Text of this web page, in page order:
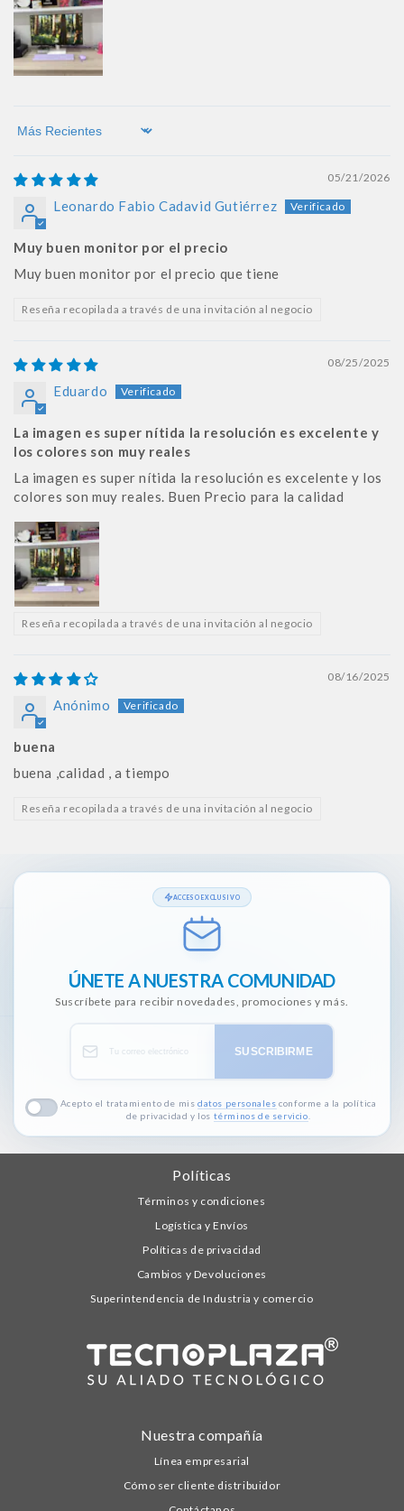
Sort by
05/21/2026
Leonardo Fabio Cadavid Gutiérrez
Muy buen monitor por el precio
Muy buen monitor por el precio que tiene
Reseña recopilada a través de una invitación al negocio
08/25/2025
Eduardo
La imagen es super nítida la resolución es excelente y
los colores son muy reales
La imagen es super nítida la resolución es excelente y los
colores son muy reales. Buen Precio para la calidad
Reseña recopilada a través de una invitación al negocio
08/16/2025
Anónimo
buena
buena ,calidad , a tiempo
Reseña recopilada a través de una invitación al negocio
ACCESO EXCLUSIVO
ÚNETE A NUESTRA COMUNIDAD
Suscríbete para recibir novedades, promociones y más.
SUSCRIBIRME
Acepto el tratamiento de mis datos personales conforme a la política
de privacidad y los términos de servicio
Políticas
Términos y condiciones
Logística y Envíos
Políticas de privacidad
Cambios y Devoluciones
Superintendencia de Industria y comercio
Nuestra compañía
Línea empresarial
Cómo ser cliente distribuidor